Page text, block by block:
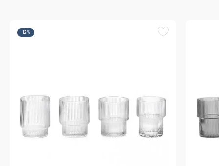
-12%